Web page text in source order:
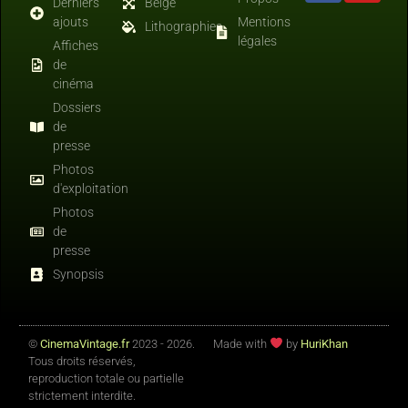
ajouts
Affiches
de
cinéma
Dossiers
de
presse
Photos
d'exploitation
Photos
de
presse
Synopsis
Lithographies
Mentions
légales
© CinemaVintage.fr2023 - 2026.
Tous droits réservés,
reproduction totale ou partielle
strictement interdite.
Made with by HuriKhan